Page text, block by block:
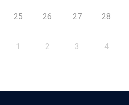
25 26 27 28
1 2 3 4